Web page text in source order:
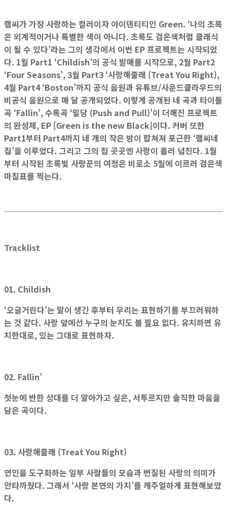
램씨가 가장 사랑하는 컬러이자 아이덴티티인 Green. ‘나의 초록
은 외계적이거나 특별한 색이 아니다. 초록도 검은색처럼 클래식
이 될 수 있다’라는 그의 생각에서 이번 EP 프로젝트는 시작되었
다. 1월 Part1 ‘Childish’의 공식 발매를 시작으로, 2월 Part2
‘Four Seasons’, 3월 Part3 ‘사랑해줄래 (Treat You Right),
4월 Part4 ‘Boston’까지 공식 음원과 유튜브/사운드클라우드의
비공식 음원으로 매 달 공개되었다. 이렇게 공개된 네 곡과 타이틀
곡 ‘Fallin’, 수록곡 ‘밀당 (Push and Pull)’이 더해진 프로젝트
의 완성체, EP [Green is the new Black]이다. 커버 또한
Part1부터 Part4까지 네 개의 작은 방이 합쳐져 포근한 ‘램씨네
집’을 이루었다. 그리고 그의 집 곳곳엔 사랑이 흘러 넘친다. 1월
부터 시작된 초록빛 사랑꾼의 여정은 비로소 5월에 이르러 검은색
마침표를 찍는다.
Tracklist
01. Childish
‘오글거린다’는 말이 생긴 후부터 우리는 표현하기를 부끄러워하
는 것 같다. 사랑 앞에선 누구의 눈치도 볼 필요 없다. 유치하면 유
치한대로, 있는 그대로 표현하자.
02. Fallin’
첫눈에 반한 상대를 더 알아가고 싶은, 서투르지만 솔직한 마음을
담은 곡이다.
03. 사랑해줄래 (Treat You Right)
연인을 도구화하는 일부 사람들의 모습과 변질된 사랑의 의미가
안타까웠다. 그래서 ‘사랑 본연의 가치’를 캐주얼하게 표현해보았
다.